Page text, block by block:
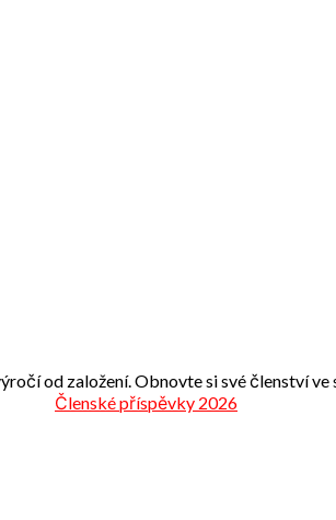
od založení. Obnovte si své členství
Členské příspěvky 2026